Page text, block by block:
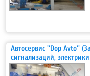
Автосервис ''Dop Avto''
сигнализаций,